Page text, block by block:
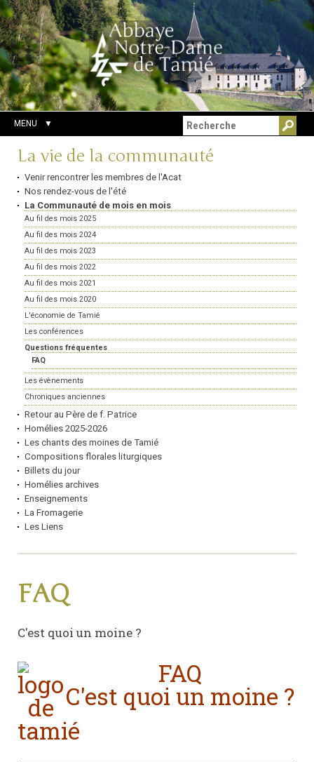
Aller
au
contenu.
|
Aller
à
la
navigation
Outils
personnels
Chercher par
Recherche
avancée…
MENU
Navigation
La vie de la communauté
Venir rencontrer les membres de l'Acat
Nos rendez-vous de l'été
La Communauté de mois en mois
Au fil des mois 2025
Au fil des mois 2024
Au fil des mois 2023
Au fil des mois 2022
Au fil des mois 2021
Au fil des mois 2020
L'économie de Tamié
Les conférences
Questions fréquentes
FAQ
Les évènements
Chroniques anciennes
Retour au Père de f. Patrice
Homélies 2025-2026
Les chants des moines de Tamié
Compositions florales liturgiques
Billets du jour
Homélies archives
Enseignements
La Fromagerie
Les Liens
FAQ
C'est quoi un moine ?
FAQ
C'est quoi un moine ?